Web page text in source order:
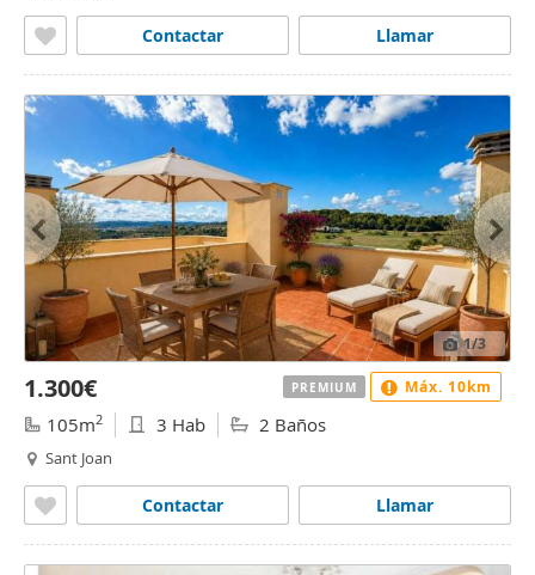
Llamar
Contactar
1/3
1.300€
105m2 3 Hab 2 Baños
Sant Joan
Llamar
Contactar
PREMIUM Máx. 10km